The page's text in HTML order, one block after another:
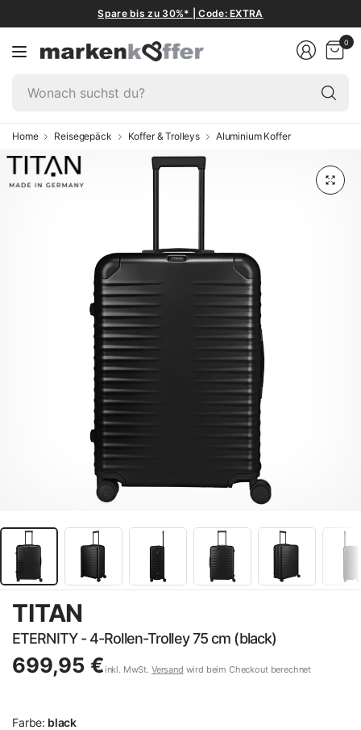
Spare bis zu 30%* | Code: EXTRA
0
Home Reisegepäck Koffer & Trolleys Aluminium Koffer
TITAN
ETERNITY - 4-Rollen-Trolley 75 cm (black)
699,95 €inkl. MwSt. Versand wird beim Checkout berechnet
Farbe: black